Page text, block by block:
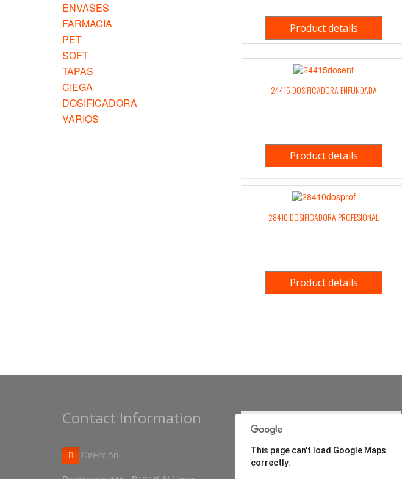
ENVASES
FARMACIA
PET
SOFT
TAPAS
CIEGA
DOSIFICADORA
VARIOS
Product details
24415 DOSIFICADORA ENFUNDADA
Product details
28410 DOSIFICADORA PROFESIONAL
Product details
Contact Information
Dirección
This page can't load Google Maps
correctly.